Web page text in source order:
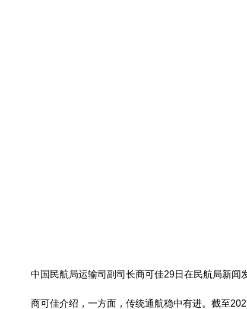
中国民航局运输司副司长商可佳29日在民航局新闻
商可佳介绍，一方面，传统通航稳中有进。截至